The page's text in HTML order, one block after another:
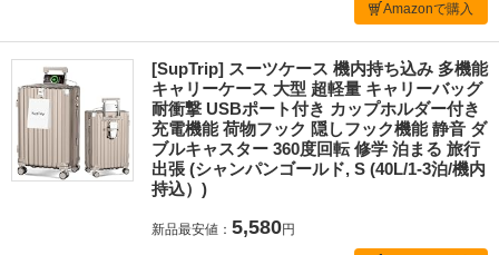
Amazonで購入
[SupTrip] スーツケース 機内持ち込み 多機能
キャリーケース 大型 超軽量 キャリーバッグ
耐衝撃 USBポート付き カップホルダー付き
充電機能 荷物フック 隠しフック機能 静音 ダ
ブルキャスター 360度回転 修学 泊まる 旅行
出張 (シャンパンゴールド, S (40L/1-3泊/機内
持込）)
新品最安値： 5,580円